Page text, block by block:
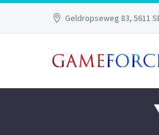
Geldropseweg 83, 5611